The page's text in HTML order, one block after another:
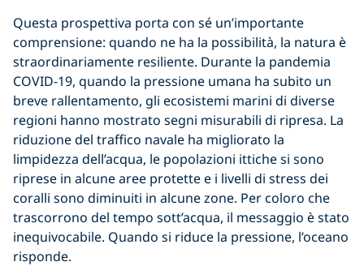
Questa prospettiva porta con sé un’importante
comprensione: quando ne ha la possibilità, la natura è
straordinariamente resiliente. Durante la pandemia
COVID-19, quando la pressione umana ha subito un
breve rallentamento, gli ecosistemi marini di diverse
regioni hanno mostrato segni misurabili di ripresa. La
riduzione del traffico navale ha migliorato la
limpidezza dell’acqua, le popolazioni ittiche si sono
riprese in alcune aree protette e i livelli di stress dei
coralli sono diminuiti in alcune zone. Per coloro che
trascorrono del tempo sott’acqua, il messaggio è stato
inequivocabile. Quando si riduce la pressione, l’oceano
risponde.